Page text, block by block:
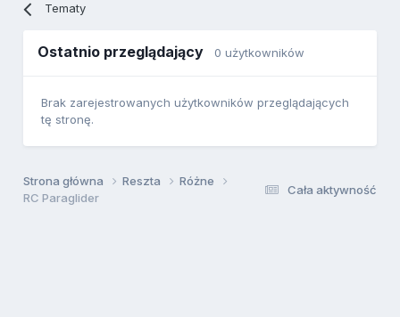
Tematy
Ostatnio przeglądający 0 użytkowników
Brak zarejestrowanych użytkowników przeglądających
tę stronę.
Cała aktywność
Strona główna Reszta
Różne
RC Paraglider